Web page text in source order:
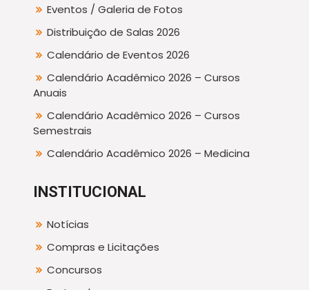
Eventos / Galeria de Fotos
Distribuição de Salas 2026
Calendário de Eventos 2026
Calendário Acadêmico 2026 – Cursos
Anuais
Calendário Acadêmico 2026 – Cursos
Semestrais
Calendário Acadêmico 2026 – Medicina
INSTITUCIONAL
Notícias
Compras e Licitações
Concursos